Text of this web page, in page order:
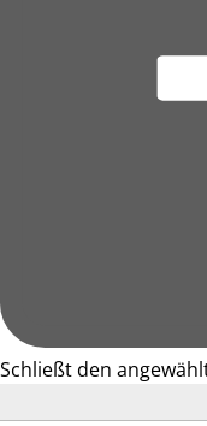
Schließt den